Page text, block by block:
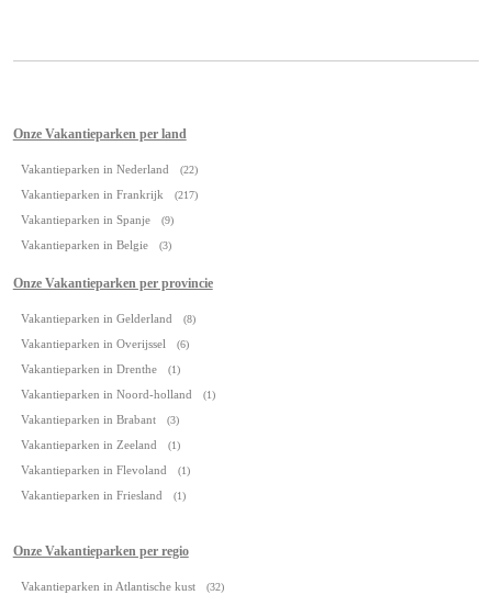
Onze Vakantieparken per land
Vakantieparken in Nederland (22)
Vakantieparken in Frankrijk (217)
Vakantieparken in Spanje (9)
Vakantieparken in Belgie (3)
Onze Vakantieparken per provincie
Vakantieparken in Gelderland (8)
Vakantieparken in Overijssel (6)
Vakantieparken in Drenthe (1)
Vakantieparken in Noord-holland (1)
Vakantieparken in Brabant (3)
Vakantieparken in Zeeland (1)
Vakantieparken in Flevoland (1)
Vakantieparken in Friesland (1)
Onze Vakantieparken per regio
Vakantieparken in Atlantische kust (32)